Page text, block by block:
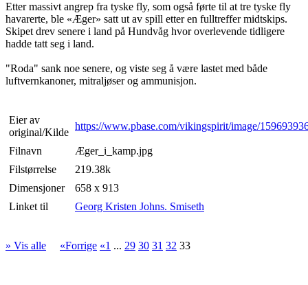
Etter massivt angrep fra tyske fly, som også førte til at tre tyske fly
havarerte, ble «Æger» satt ut av spill etter en fulltreffer midtskips.
Skipet drev senere i land på Hundvåg hvor overlevende tidligere
hadde tatt seg i land.
"Roda" sank noe senere, og viste seg å være lastet med både
luftvernkanoner, mitraljøser og ammunisjon.
Eier av
original/Kilde
https://www.pbase.com/vikingspirit/image/
Filnavn
Æger_i_kamp.jpg
Filstørrelse
219.38k
Dimensjoner
658 x 913
Linket til
Georg Kristen Johns. Smiseth
» Vis alle «Forrige «1 ... 29 30 31 32 33